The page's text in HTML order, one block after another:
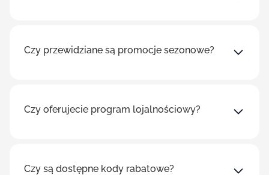
Czy przewidziane są promocje sezonowe?
Czy oferujecie program lojalnościowy?
Czy są dostępne kody rabatowe?